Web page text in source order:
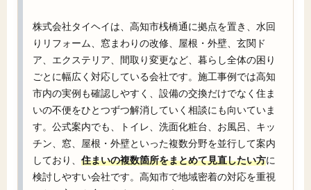
株式会社タイヘイは、高知市桟橋通に拠点を置き、水回
りリフォーム、窓まわりの改修、屋根・外壁、玄関ド
ア、エクステリア、間取り変更など、暮らし全体の困り
ごとに幅広く対応している会社です。施工事例では高知
市内の実例も確認しやすく、設備の交換だけでなく住ま
いの不便をひとつずつ解消していく相談にも向いていま
す。公式案内でも、トイレ、洗面化粧台、お風呂、キッ
チン、窓、屋根・外壁といった複数分野を並行して案内
しており、 住まいの複数箇所をまとめて見直したい方に
検討しやすい会社です。高知市で地域密着の対応を重視